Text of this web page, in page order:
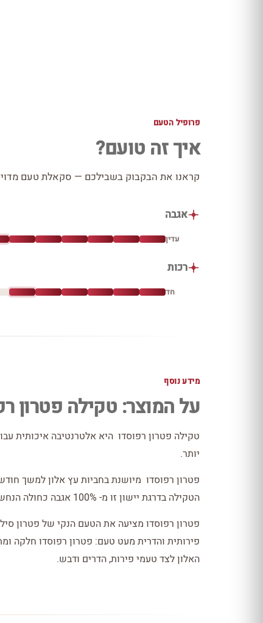
פרופיל הטעם
איך זה טועם?
קראנו את הבקבוק בשבילכם — סקאלת טעם
אגבה
עדין
רכות
חד
מידע נוסף
על המוצר: טקילה פטרון
טקילה פטרון רפוסדו היא אלטרנטיבה איכותית
יותר.
פטרון רפוסדו מיושנת בחביות עץ אלון למשך
הטקילה בדרגת יישון זו מ- 100% אגבה כחולה הנחשבת לאיכותית בעולם במחוז חליסקו שבמקסיקו.
פטרון רפוסדו מציעה את הטעם הנקי של פטרון
פירותית והדרית מעט טעם: פטרון רפוסדו חלקה
האלון לצד טעמי פירות, הדרים ודבש.